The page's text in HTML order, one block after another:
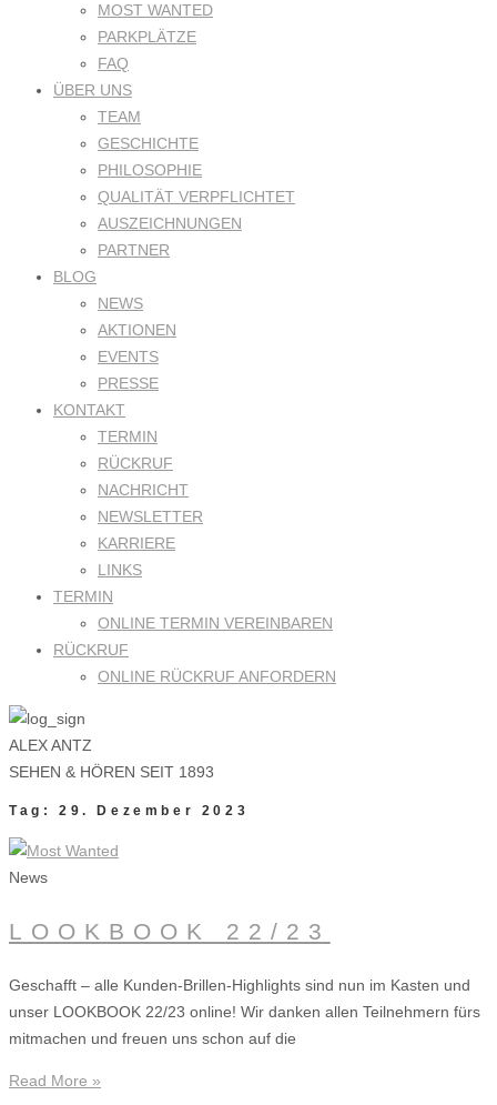
MOST WANTED
PARKPLÄTZE
FAQ
ÜBER UNS
TEAM
GESCHICHTE
PHILOSOPHIE
QUALITÄT VERPFLICHTET
AUSZEICHNUNGEN
PARTNER
BLOG
NEWS
AKTIONEN
EVENTS
PRESSE
KONTAKT
TERMIN
RÜCKRUF
NACHRICHT
NEWSLETTER
KARRIERE
LINKS
TERMIN
ONLINE TERMIN VEREINBAREN
RÜCKRUF
ONLINE RÜCKRUF ANFORDERN
ALEX ANTZ
SEHEN & HÖREN SEIT 1893
Tag: 29. Dezember 2023
News
LOOKBOOK 22/23
Geschafft – alle Kunden-Brillen-Highlights sind nun im Kasten und
unser LOOKBOOK 22/23 online! Wir danken allen Teilnehmern fürs
mitmachen und freuen uns schon auf die
Read More »